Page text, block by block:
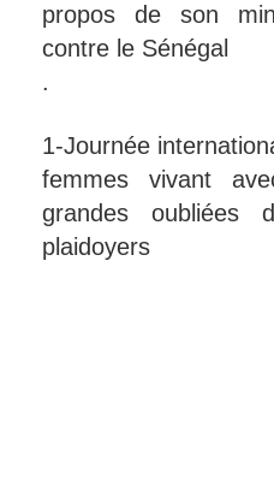
propos de son
contre le Sénégal
.
1-Journée
femmes vivant
grandes
plaidoyers